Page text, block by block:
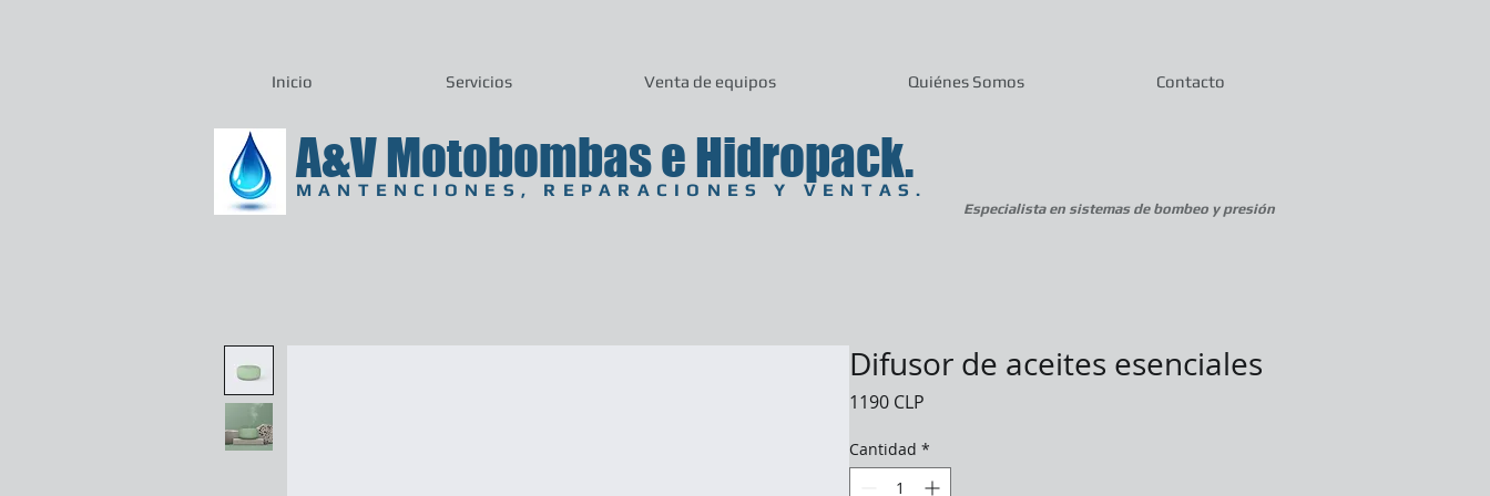
Inicio Servicios Venta de equipos Quiénes Somos Contacto
A&V Motobombas e Hidropack.
MANTENCIONES, REPARACIONES Y VENTAS.
Especialista en sistemas de bombeo y presión
Difusor de aceites esenciales
1190 CLP
Cantidad *